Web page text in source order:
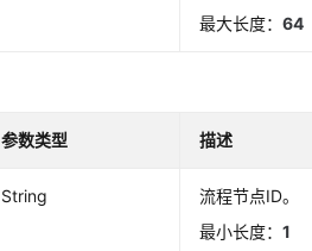
最大长度：64
参数类型 描述
String
流程节点ID。
最小长度：1